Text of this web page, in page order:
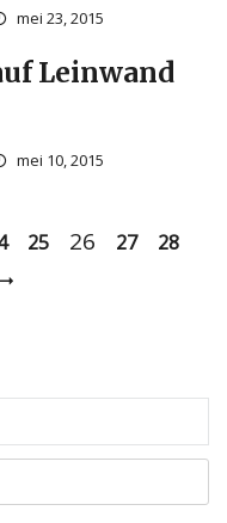
mei 23, 2015
Leinwand
mei 10, 2015
25 26 27
28